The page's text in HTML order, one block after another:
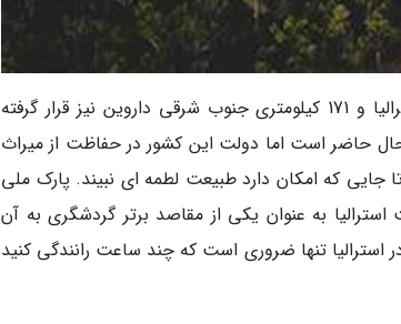
همانطور که در بالا نیز اشاره کردیم، پارک ملی کاکادو در شمال استرالیا و 171 کیلومتری جنوب شرقی داروین نیز قرار گرفته
حال حاضر است اما دولت این کشور در حفاظت از میراث
که امکان دارد طبیعت لطمه ای نبیند. پارک ملی
به عنوان یکی از مقاصد برتر گردشگری به آن
استرالیا تنها ضروری است که چند ساعت رانندگی کنید